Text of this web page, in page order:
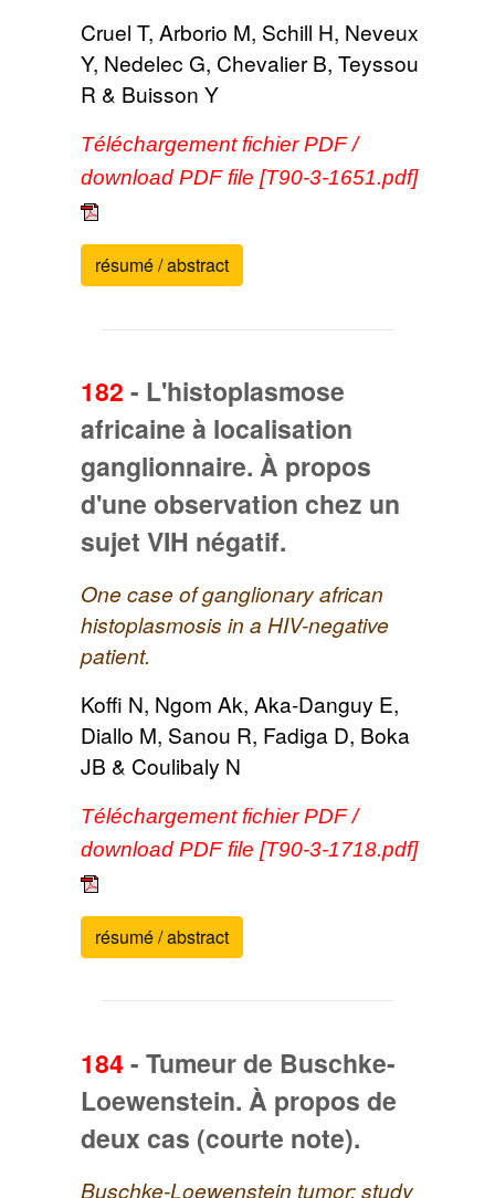
Cruel T, Arborio M, Schill H, Neveux
Y, Nedelec G, Chevalier B, Teyssou
R & Buisson Y
Téléchargement fichier PDF /
download PDF file [T90-3-1651.pdf]
résumé / abstract
182 - L'histoplasmose
africaine à localisation
ganglionnaire. À propos
d'une observation chez un
sujet VIH négatif.
One case of ganglionary african
histoplasmosis in a HIV-negative
patient.
Koffi N, Ngom Ak, Aka-Danguy E,
Diallo M, Sanou R, Fadiga D, Boka
JB & Coulibaly N
Téléchargement fichier PDF /
download PDF file [T90-3-1718.pdf]
résumé / abstract
184 -Tumeur de Buschke-
Loewenstein. À propos de
deux cas (courte note).
Buschke-Loewenstein tumor: study